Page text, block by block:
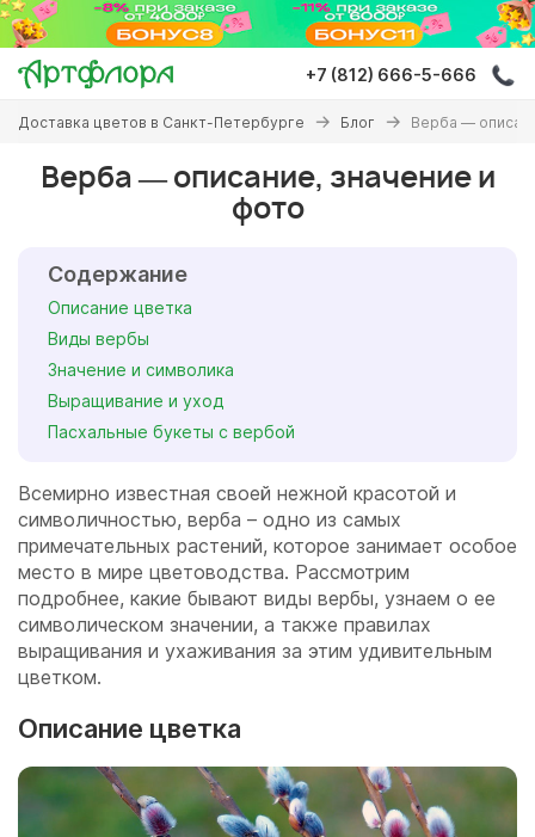
Перейти
основному
содержанию
+7 (812) 666-5-666
Вы
здесь
Доставка цветов в Санкт-Петербурге Блог Верба —
Верба — описание, значение и
фото
Содержание
Описание цветка
Виды вербы
Значение и символика
Выращивание и уход
Пасхальные букеты с вербой
Всемирно известная своей нежной красотой и
символичностью, верба – одно из самых
примечательных растений, которое занимает особое
место в мире цветоводства. Рассмотрим
подробнее, какие бывают виды вербы, узнаем о ее
символическом значении, а также правилах
выращивания и ухаживания за этим удивительным
цветком.
Описание цветка